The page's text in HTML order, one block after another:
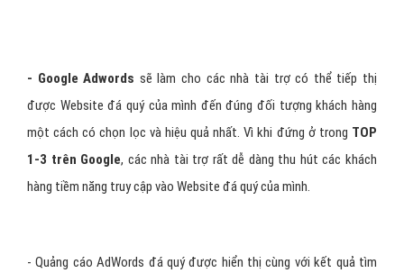
- Google Adwords sẽ làm cho các nhà tài trợ có thể tiếp thị
được Website đá quý của mình đến đúng đối tượng khách hàng
một cách có chọn lọc và hiệu quả nhất. Vì khi đứng ở trong TOP
1-3 trên Google, các nhà tài trợ rất dễ dàng thu hút các khách
hàng tiềm năng truy cập vào Website đá quý của mình.
- Quảng cáo AdWords đá quý được hiển thị cùng với kết quả tìm